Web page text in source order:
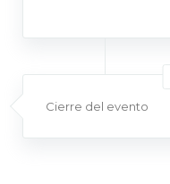
Cierre del evento